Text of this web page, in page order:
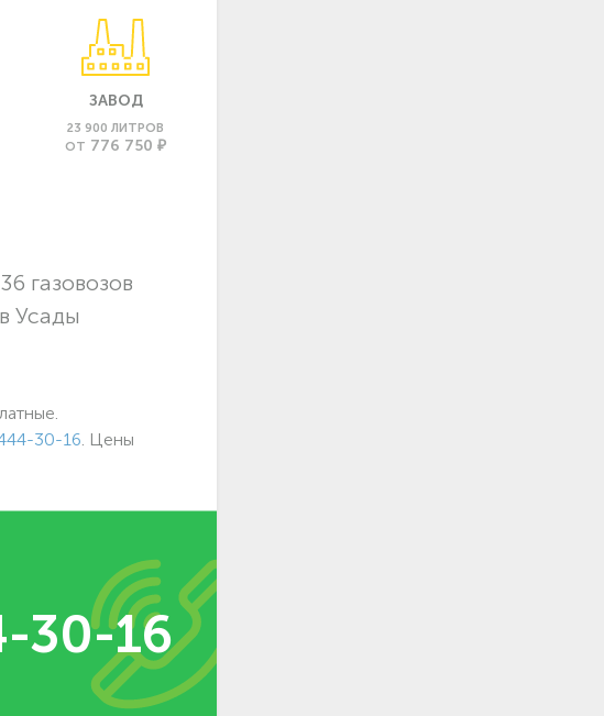
ЗАВОД
23 900 ЛИТРОВ
ОТ 776 750 ₽
газовозов
Усады
30-16 . Цены
30-16